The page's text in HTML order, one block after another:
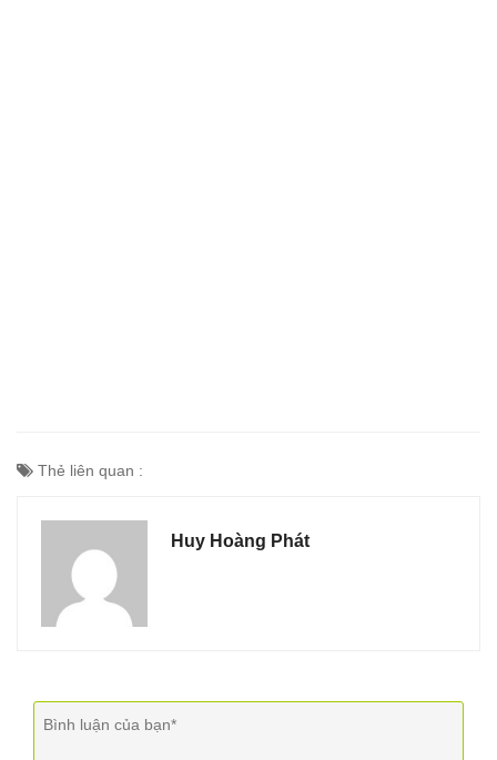
Thẻ liên quan :
Huy Hoàng Phát